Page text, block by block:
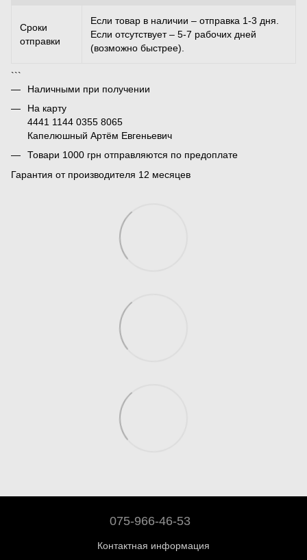
Сроки
отправки
Если товар в наличии – отправка 1-3 дня.
Если отсутствует – 5-7 рабочих дней
(возможно быстрее).
```
Наличными при получении
На карту
4441 1144 0355 8065
Капелюшный Артём Евгеньевич
Товари 1000 грн отправляются по предоплате
Гарантия от производителя 12 месяцев
075-966-46-53
Контактная информация